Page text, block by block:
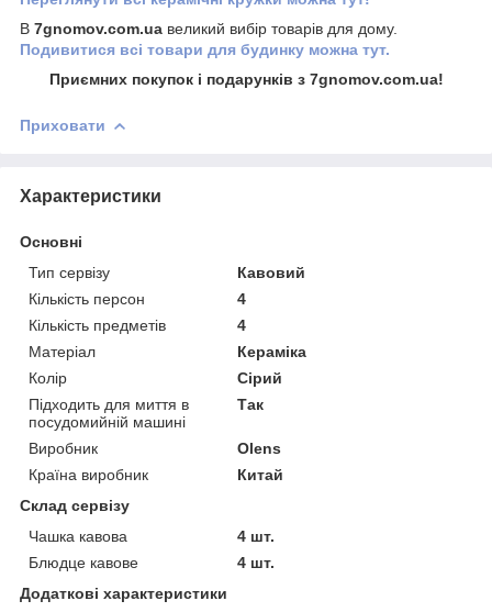
В 7gnomov.com.ua великий вибір товарів для дому.
Подивитися всі товари для будинку можна тут.
Приємних покупок і подарунків з 7gnomov.com.ua!
Приховати
Характеристики
Основні
Тип сервізу
Кавовий
Кількість персон
4
Кількість предметів
4
Матеріал
Кераміка
Колір
Сірий
Підходить для миття в
посудомийній машині
Так
Виробник
Olens
Країна виробник
Китай
Склад сервізу
Чашка кавова
4 шт.
Блюдце кавове
4 шт.
Додаткові характеристики